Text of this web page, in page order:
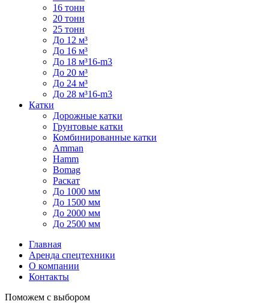
16 тонн
20 тонн
25 тонн
До 12 м³
До 16 м³
До 18 м³16-m3
До 20 м³
До 24 м³
До 28 м³16-m3
Катки
Дорожные катки
Грунтовые катки
Комбинированные катки
Amman
Hamm
Bomag
Раскат
До 1000 мм
До 1500 мм
До 2000 мм
До 2500 мм
Главная
Аренда спецтехники
О компании
Контакты
Поможем с выбором